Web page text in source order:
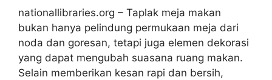
nationallibraries.org – Taplak meja makan
bukan hanya pelindung permukaan meja dari
noda dan goresan, tetapi juga elemen dekorasi
yang dapat mengubah suasana ruang makan.
Selain memberikan kesan rapi dan bersih,